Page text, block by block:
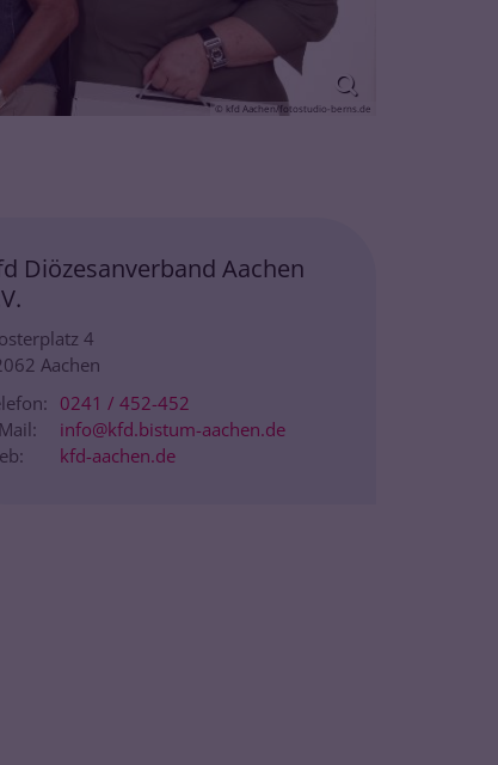
© kfd Aachen/fotostudio-berns.de
Diözesanverband Aachen
4
Aachen
0241 / 452-452
info@kfd.bistum-aachen.de
kfd-aachen.de